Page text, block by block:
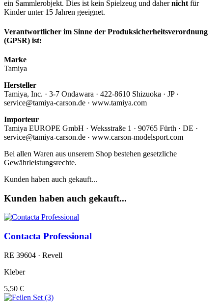
ein Sammlerobjekt. Dies ist kein Spielzeug und dahernicht für
Kinder unter 15 Jahren geeignet.
Verantwortlicher im Sinne der Produksicherheitsverordnung
(GPSR) ist:
Marke
Tamiya
Hersteller
Tamiya, Inc. · 3-7 Ondawara · 422-8610 Shizuoka · JP ·
service@tamiya-carson.de · www.tamiya.com
Importeur
Tamiya EUROPE GmbH · Weksstraße 1 · 90765 Fürth · DE ·
service@tamiya-carson.de · www.carson-modelsport.com
Bei allen Waren aus unserem Shop bestehen gesetzliche
Gewährleistungsrechte.
Kunden haben auch gekauft...
Kunden haben auch gekauft...
Contacta Professional
RE 39604 · Revell
Kleber
5,50 €